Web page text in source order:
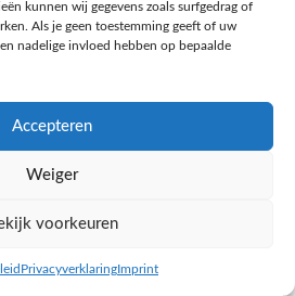
kunnen wij gegevens zoals surfgedrag of
Als je geen toestemming geeft of uw
nadelige invloed hebben op bepaalde
Accepteren
Weiger
voorkeuren
PrivacyverklaringImprint
NAAR AH